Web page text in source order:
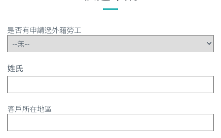
是否有申請過外籍勞工
姓氏
客戶所在地區